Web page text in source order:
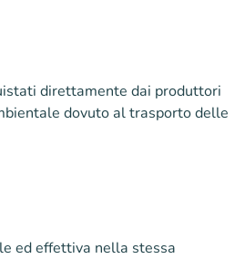
direttamente dai produttori
dovuto al trasporto delle
ed effettiva nella stessa